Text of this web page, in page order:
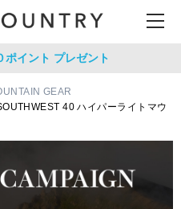
ポイント プレゼント
GEAR
40 ハイパーライトマウ